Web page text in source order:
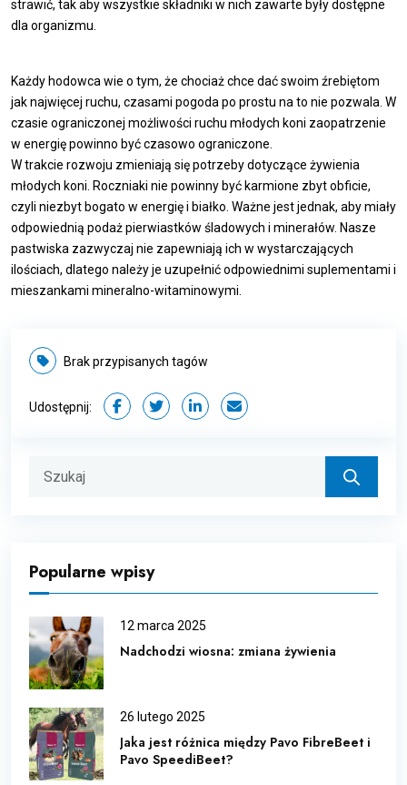
strawić, tak aby wszystkie składniki w nich zawarte były dostępne
dla organizmu.
Każdy hodowca wie o tym, że chociaż chce dać swoim źrebiętom
jak najwięcej ruchu, czasami pogoda po prostu na to nie pozwala. W
czasie ograniczonej możliwości ruchu młodych koni zaopatrzenie
w energię powinno być czasowo ograniczone.
W trakcie rozwoju zmieniają się potrzeby dotyczące żywienia
młodych koni. Roczniaki nie powinny być karmione zbyt obficie,
czyli niezbyt bogato w energię i białko. Ważne jest jednak, aby miały
odpowiednią podaż pierwiastków śladowych i minerałów. Nasze
pastwiska zazwyczaj nie zapewniają ich w wystarczających
ilościach, dlatego należy je uzupełnić odpowiednimi suplementami i
mieszankami mineralno-witaminowymi.
Brak przypisanych tagów
Udostępnij:
Popularne wpisy
12 marca 2025
Nadchodzi wiosna: zmiana żywienia
26 lutego 2025
Jaka jest różnica między Pavo FibreBeet i
Pavo SpeediBeet?